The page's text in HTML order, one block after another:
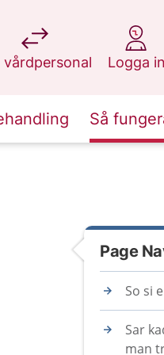
vårdpersonal
at 1177.se
Logga in
at 1177.se
Så
Page
So si
Sar
man